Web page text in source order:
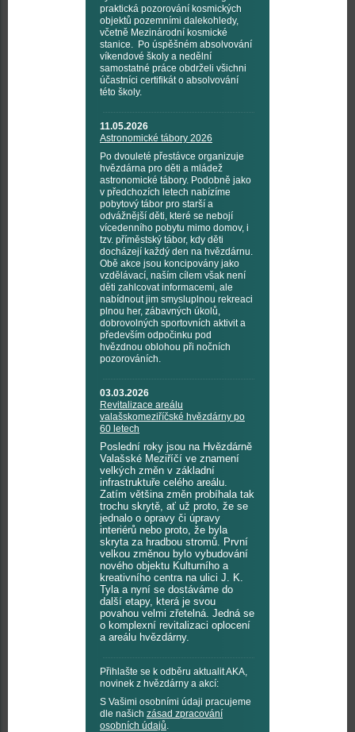
praktická pozorování kosmických
objektů pozemními dalekohledy,
včetně Mezinárodní kosmické
stanice. Po úspěšném absolvování
víkendové školy a nedělní
samostatné práce obdrželi všichni
účastníci certifikát o absolvování
této školy.
11.05.2026
Astronomické tábory 2026
Po dvouleté přestávce organizuje
hvězdárna pro děti a mládež
astronomické tábory. Podobně jako
v předchozích letech nabízíme
pobytový tábor pro starší a
odvážnější děti, které se nebojí
vícedenního pobytu mimo domov, i
tzv. příměstský tábor, kdy děti
docházejí každý den na hvězdárnu.
Obě akce jsou koncipovány jako
vzdělávací, naším cílem však není
děti zahlcovat informacemi, ale
nabídnout jim smysluplnou rekreaci
plnou her, zábavných úkolů,
dobrovolných sportovních aktivit a
především odpočinku pod
hvězdnou oblohou při nočních
pozorováních.
03.03.2026
Revitalizace areálu
valašskomeziříčské hvězdárny po
60 letech
Poslední roky jsou na Hvězdárně
Valašské Meziříčí ve znamení
velkých změn v základní
infrastruktuře celého areálu.
Zatím většina změn probíhala tak
trochu skrytě, ať už proto, že se
jednalo o opravy či úpravy
interiérů nebo proto, že byla
skryta za hradbou stromů. První
velkou změnou bylo vybudování
nového objektu Kulturního a
kreativního centra na ulici J. K.
Tyla a nyní se dostáváme do
další etapy, která je svou
povahou velmi zřetelná. Jedná se
o komplexní revitalizaci oplocení
a areálu hvězdárny.
Přihlašte se k odběru aktualit AKA,
novinek z hvězdárny a akcí:
S Vašimi osobními údaji pracujeme
dle našich zásad zpracování
osobních údajů.